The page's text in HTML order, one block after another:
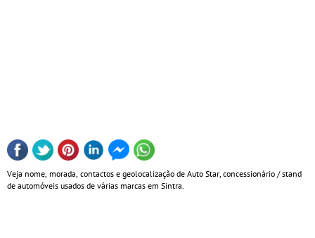
Veja nome, morada, contactos e geolocalização de Auto Star, concessionário / stand
de automóveis usados de várias marcas em Sintra.